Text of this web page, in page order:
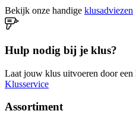
Bekijk onze handige klusadviezen
Hulp nodig bij je klus?
Laat jouw klus uitvoeren door een
Klusservice
Assortiment